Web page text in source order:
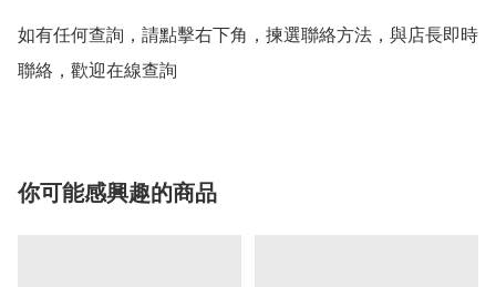
如有任何查詢，請點擊右下角，揀選聯絡方法，與店長即時
聯絡，歡迎在線查詢
你可能感興趣的商品